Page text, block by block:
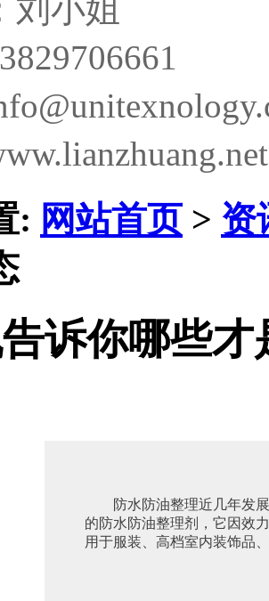
刘小姐
: 网站首页> 资
诉你哪些
防水防油整理近几年发
的防水防油整理剂，它因效
用于服装、高档室内装饰品